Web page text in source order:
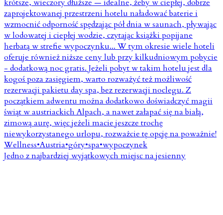
Jedno z najbardziej wyjątkowych miejsc na jesienny